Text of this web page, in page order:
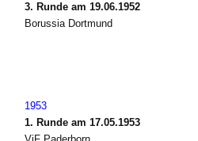
3. Runde am 19.06.1952
Borussia Dortmund
1953
1. Runde am 17.05.1953